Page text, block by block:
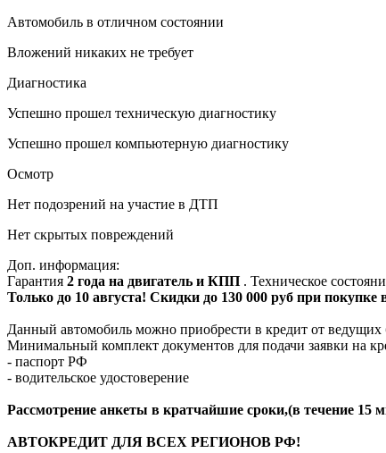
Автомобиль в отличном состоянии
Вложений никаких не требует
Диагностика
Успешно прошел техническую диагностику
Успешно прошел компьютерную диагностику
Осмотр
Нет подозрений на участие в ДТП
Нет скрытых повреждений
Доп. информация:
Гарантия 2 года на двигатель и КПП . Техническое
Только до 10 августа! Скидки до 130 000 руб при покупке
Данный автомобиль можно приобрести в кредит от ведущих
Минимальный комплект документов для подачи заявки на
- паспорт РФ
- водительское удостоверение
Рассмотрение анкеты в кратчайшие сроки,(в течение 15
АВТОКРЕДИТ ДЛЯ ВСЕХ РЕГИОНОВ РФ!